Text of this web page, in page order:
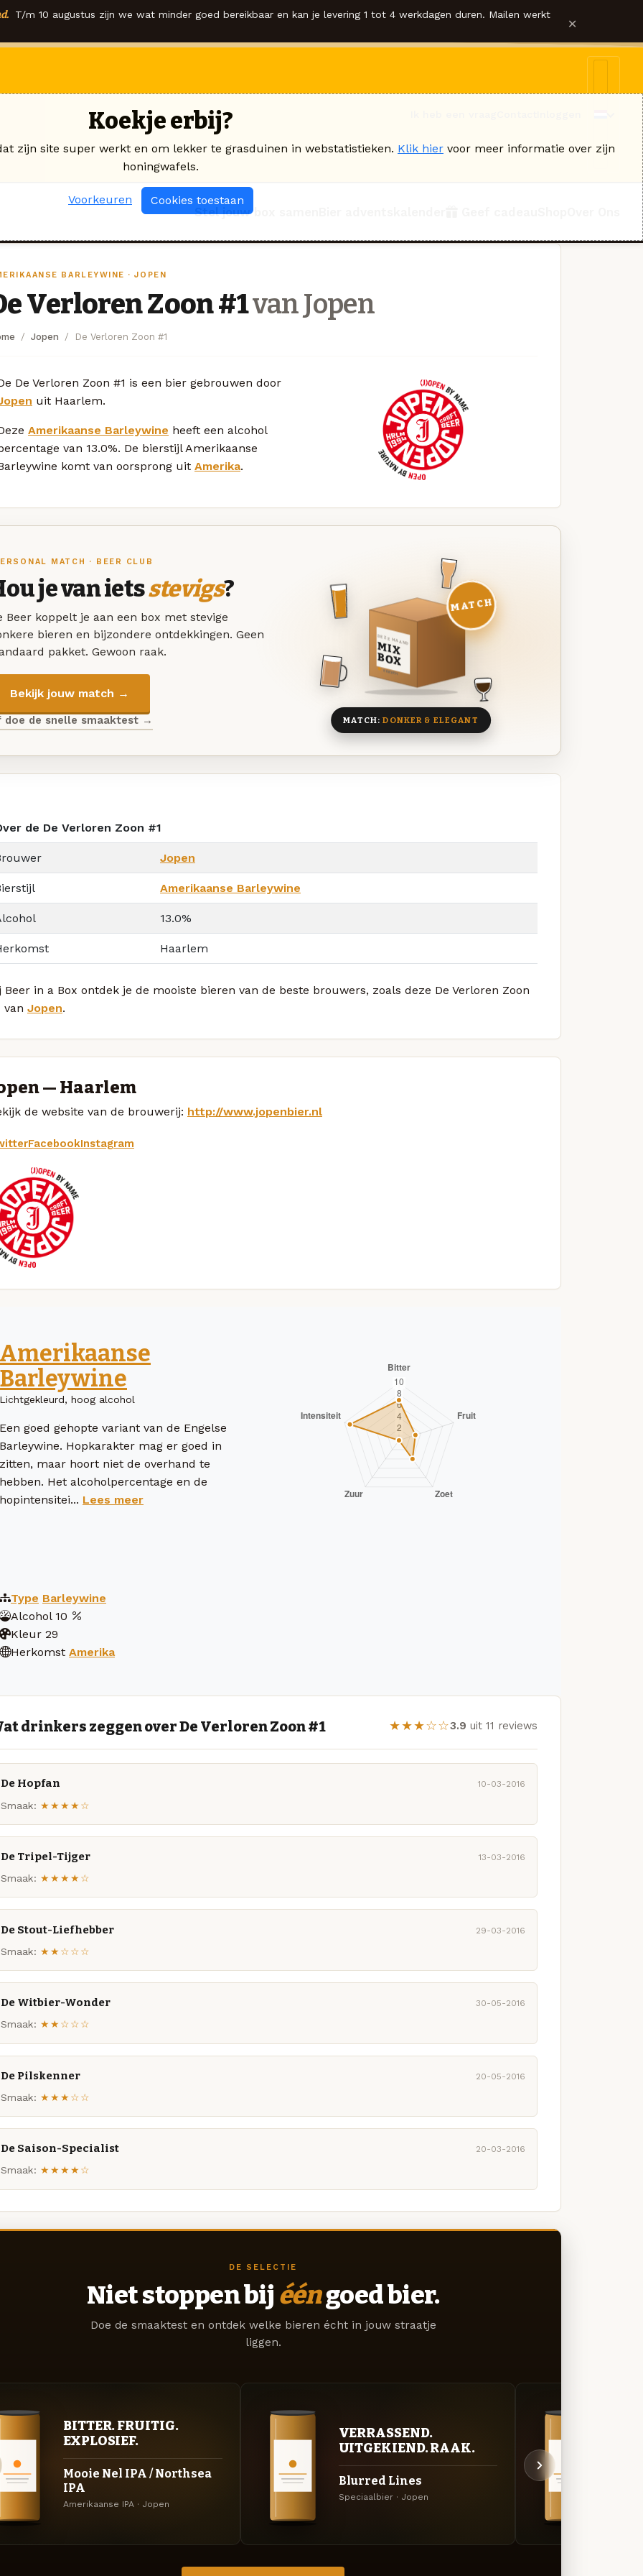
T/m 10 augustus zijn we wat minder goed bereikbaar en kan je levering 1 tot 4 werkdagen duren. Mailen werkt ×
Stel jouw box samen
BARLEYWINE · JOPEN
Verloren Zoon #1van Jopen
Jopen De Verloren Zoon #1
De Verloren Zoon #1 is een bier gebrouwen door
uit Haarlem.
Amerikaanse Barleywine heeft een alcohol
van 13.0%. De bierstijl Amerikaanse
komt van oorsprong uit Amerika.
MATCH · BEER CLUB
je van ietsstevigs?
Beer koppelt je aan een box met stevige
bieren en bijzondere ontdekkingen. Geen
pakket. Gewoon raak.
Bekijk jouw match →
doe de snelle smaaktest →
DEZE MAAND
MIX
BOX
8 BIEREN
MATCH
MATCH:DONKER & ELEGANT
de De Verloren Zoon #1
Jopen
Amerikaanse Barleywine
13.0%
Haarlem
Beer in a Box ontdek je de mooiste bieren van de beste brouwers, zoals deze De Verloren Zoon
van Jopen.
— Haarlem
de website van de brouwerij: http://www.jopenbier.nl
FacebookInstagram
Amerikaanse
Barleywine
Lichtgekleurd, hoog alcohol
Een goed gehopte variant van de Engelse
Barleywine. Hopkarakter mag er goed in
zitten, maar hoort niet de overhand te
hebben. Het alcoholpercentage en de
hopintensitei... Lees meer
Type Barleywine
Alcohol 10
Kleur 29
Herkomst Amerika
drinkers zeggen over De Verloren Zoon #1 ★★★☆☆3.9 uit 11 reviews
De Hopfan 10-03-2016
Smaak: ★★★★☆
De Tripel-Tijger 13-03-2016
Smaak: ★★★★☆
De Stout-Liefhebber 29-03-2016
Smaak: ★★☆☆☆
De Witbier-Wonder 30-05-2016
Smaak: ★★☆☆☆
De Pilskenner 20-05-2016
Smaak: ★★★☆☆
De Saison-Specialist 20-03-2016
Smaak: ★★★★☆
DE SELECTIE
Niet stoppen bij ééngoed bier.
Doe de smaaktest en ontdek welke bieren écht in jouw straatje
liggen.
BITTER. FRUITIG.
EXPLOSIEF.
Mooie Nel IPA / Northsea
IPA
Amerikaanse IPA · Jopen
VERRASSEND.
UITGEKIEND. RAAK.
Blurred Lines
Speciaalbier · Jopen
Koekje erbij?
zijn site super werkt en om lekker te grasduinen in webstatistieken. Klik hier voor meer informatie over zijn
honingwafels.
Voorkeuren Cookies toestaan